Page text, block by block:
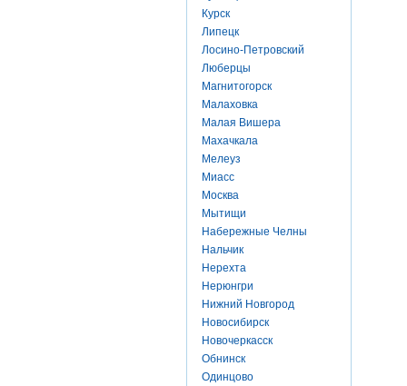
Курск
Липецк
Лосино-Петровский
Люберцы
Магнитогорск
Малаховка
Малая Вишера
Махачкала
Мелеуз
Миасс
Москва
Мытищи
Набережные Челны
Нальчик
Нерехта
Нерюнгри
Нижний Новгород
Новосибирск
Новочеркасск
Обнинск
Одинцово